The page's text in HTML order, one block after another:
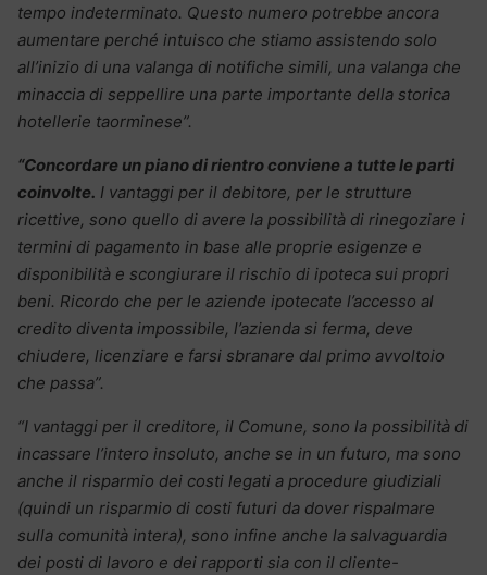
tempo indeterminato. Questo numero potrebbe ancora
aumentare perché intuisco che stiamo assistendo solo
all’inizio di una valanga di notifiche simili, una valanga che
minaccia di seppellire una parte importante della storica
hotellerie taorminese”.
“Concordare un piano di rientro conviene a tutte le parti
coinvolte. I vantaggi per il debitore, per le strutture
ricettive, sono quello di avere la possibilità di rinegoziare i
termini di pagamento in base alle proprie esigenze e
disponibilità e scongiurare il rischio di ipoteca sui propri
beni. Ricordo che per le aziende ipotecate l’accesso al
credito diventa impossibile, l’azienda si ferma, deve
chiudere, licenziare e farsi sbranare dal primo avvoltoio
che passa”.
“I vantaggi per il creditore, il Comune, sono la possibilità di
incassare l’intero insoluto, anche se in un futuro, ma sono
anche il risparmio dei costi legati a procedure giudiziali
(quindi un risparmio di costi futuri da dover rispalmare
sulla comunità intera), sono infine anche la salvaguardia
dei posti di lavoro e dei rapporti sia con il cliente-